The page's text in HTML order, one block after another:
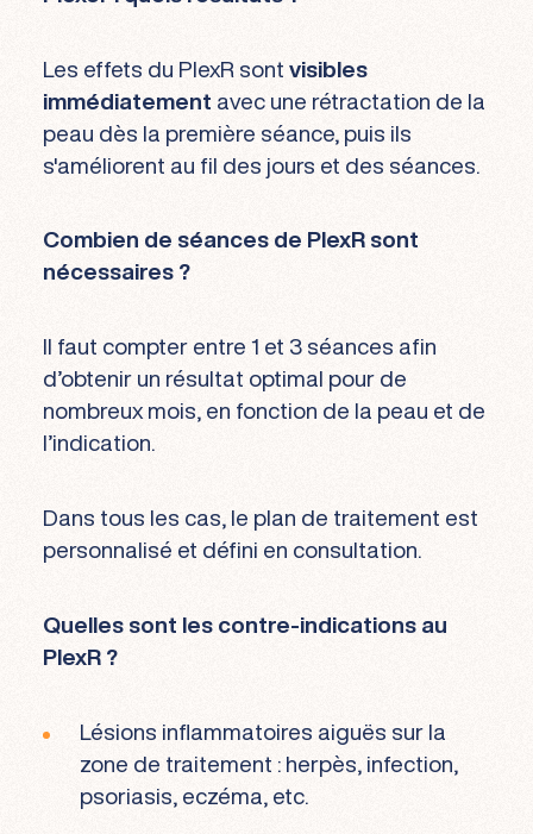
Les effets du PlexR sont visibles
immédiatement avec une rétractation de la
peau dès la première séance, puis ils
s'améliorent au fil des jours et des séances.
Combien de séances de PlexR sont
nécessaires ?
Il faut compter entre 1 et 3 séances afin
d’obtenir un résultat optimal pour de
nombreux mois, en fonction de la peau et de
l’indication.
Dans tous les cas, le plan de traitement est
personnalisé et défini en consultation.
Quelles sont les contre-indications au
PlexR ?
Lésions inflammatoires aiguës sur la
zone de traitement : herpès, infection,
psoriasis, eczéma, etc.